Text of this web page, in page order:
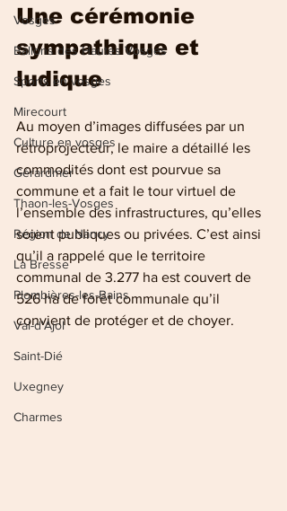
Vosges
Ballons des Hautes Vosges
Sports en vosges
Mirecourt
Culture en vosges
Gérardmer
Thaon-les-Vosges
Région de Nancy
La Bresse
Plombières-les-Bains
Val-d'Ajol
Saint-Dié
Uxegney
Charmes
Une cérémonie
sympathique et
ludique
Au moyen d’images diffusées par un
rétroprojecteur, le maire a détaillé les
commodités dont est pourvue sa
commune et a fait le tour virtuel de
l’ensemble des infrastructures, qu’elles
soient publiques ou privées. C’est ainsi
qu’il a rappelé que le territoire
communal de 3.277 ha est couvert de
526 ha de forêt communale qu’il
convient de protéger et de choyer.